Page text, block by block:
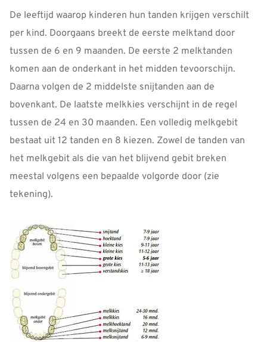
De leeftijd waarop kinderen hun tanden krijgen verschilt
per kind. Doorgaans breekt de eerste melktand door
tussen de 6 en 9 maanden. De eerste 2 melktanden
komen aan de onderkant in het midden tevoorschijn.
Daarna volgen de 2 middelste snijtanden aan de
bovenkant. De laatste melkkies verschijnt in de regel
tussen de 24 en 30 maanden. Een volledig melkgebit
bestaat uit 12 tanden en 8 kiezen. Zowel de tanden van
het melkgebit als die van het blijvend gebit breken
meestal volgens een bepaalde volgorde door (zie
tekening).